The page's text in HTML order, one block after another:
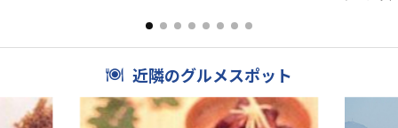
近隣のグルメスポット